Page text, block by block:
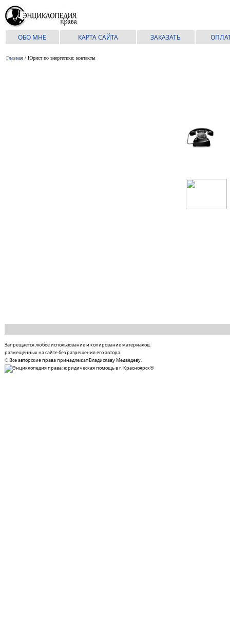
ОБО МНЕ КАРТА САЙТА ЗАКАЗАТЬ
Главная/ Юрист по энергетике: контакты
Запрещается любое использование и копирование материалов,
размещенных на сайте без разрешения его автора.
© Все авторские права принадлежат Владиславу Медведеву.
®